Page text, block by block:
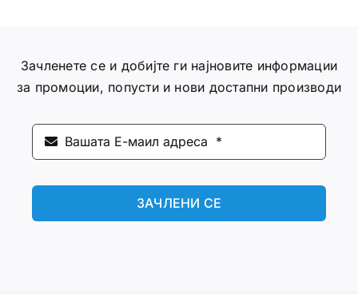
Зачленете се и добијте ги најновите информации
за промоции, попусти и нови достапни производи
ЗАЧЛЕНИ СЕ